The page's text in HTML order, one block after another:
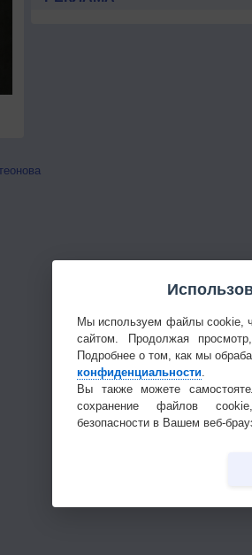
Мы используем файлы cookie,
сайтом. Продолжая
Подробнее о том, как мы
конфиденциальности.
Вы также можете
сохранение файлов
безопасности в Вашем веб-